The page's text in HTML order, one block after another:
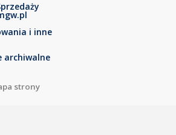
i inne
archiwalne
strony